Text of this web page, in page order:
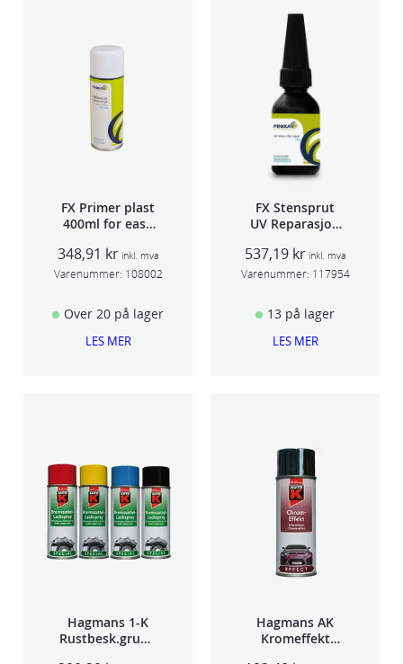
FX Primer plast
400ml for easy
TSP 030
348,91 kr inkl. mva
Varenummer: 108002
Over 20 på lager
LES MER
FX Stensprut
UV Reparasjon
537,19 kr inkl. mva
Varenummer: 117954
13 på lager
LES MER
Hagmans 1-K
Rustbesk.grunn
Hagmans AK
Kromeffekt